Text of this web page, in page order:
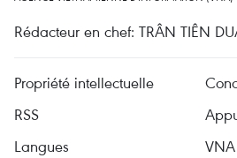
Rédacteur en chef: TRÂN TIÊN
Propriété intellectuelle
RSS
Langues
VNA